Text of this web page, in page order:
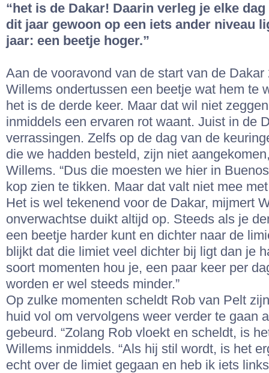
“het is de Dakar! Daarin verleg je elke
dit jaar gewoon op een iets ander niveau
jaar: een beetje hoger.”
Aan de vooravond van de start van de Dakar
Willems ondertussen een beetje wat hem te
het is de derde keer. Maar dat wil niet
inmiddels een ervaren rot waant. Juist in de
verrassingen. Zelfs op de dag van de
die we hadden besteld, zijn niet
Willems. “Dus die moesten we hier in
kop zien te tikken. Maar dat valt niet mee
Het is wel tekenend voor de Dakar, mijmert
onverwachtse duikt altijd op. Steeds als je
een beetje harder kunt en dichter naar de
blijkt dat die limiet veel dichter bij ligt dan je
soort momenten hou je, een paar keer per
worden er wel steeds minder.”
Op zulke momenten scheldt Rob van Pelt
huid vol om vervolgens weer verder te gaan
gebeurd. “Zolang Rob vloekt en scheldt, is
Willems inmiddels. “Als hij stil wordt, is het
echt over de limiet gegaan en heb ik iets